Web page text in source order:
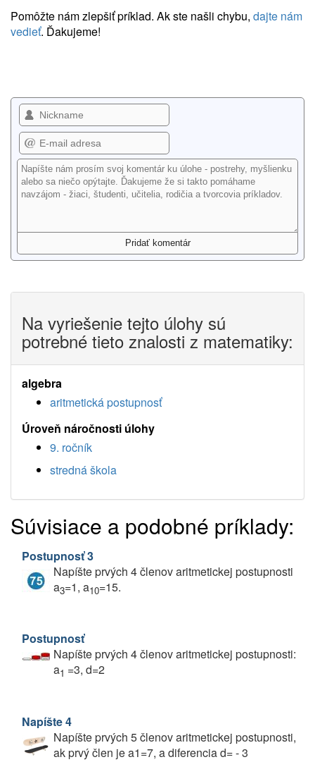
Pomôžte nám zlepšiť príklad. Ak ste našli chybu, dajte nám
vedieť. Ďakujeme!
Na vyriešenie tejto úlohy sú
potrebné tieto znalosti z matematiky:
algebra
aritmetická postupnosť
Úroveň náročnosti úlohy
9. ročník
stredná škola
Súvisiace a podobné príklady:
Postupnosť 3
Napíšte prvých 4 členov aritmetickej postupnosti
a3=1, a10=15.
Postupnosť
Napíšte prvých 4 členov aritmetickej postupnosti:
a1 =3, d=2
Napíšte 4
Napíšte prvých 5 členov aritmetickej postupnosti,
ak prvý člen je a1=7, a diferencia d= - 3